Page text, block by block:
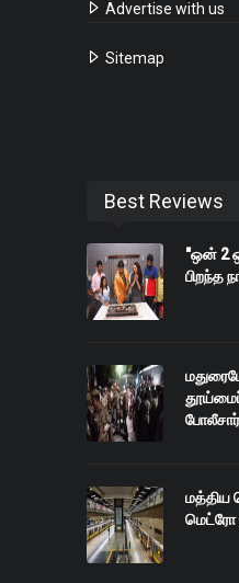
Advertise with us
Sitemap
Best Reviews
"ஒன் 2
பிறந்த
மத்திய
மெட்ரோ